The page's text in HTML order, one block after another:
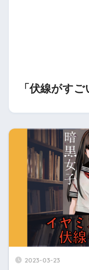
「伏線がす
2023-03-23